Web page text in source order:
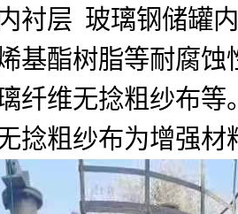
衬层 玻璃钢储罐
基酯树脂等耐腐
纤维无捻粗纱布
捻粗纱布为增强